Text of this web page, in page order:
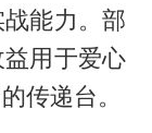
能力。部
用于爱心
传递台。